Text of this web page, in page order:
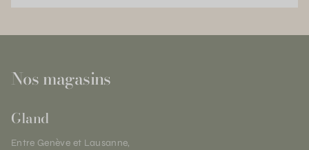
Nos magasins
Gland
Entre Genève et Lausanne,